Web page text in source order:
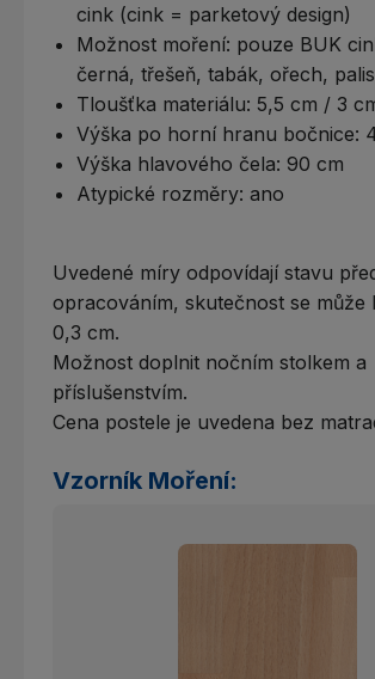
cink (cink = parketový design)
Možnost moření: pouze BUK
černá, třešeň, tabák, ořech,
Tloušťka materiálu: 5,5 cm / 3
Výška po horní hranu bočnice:
Výška hlavového čela: 90 cm
Atypické rozměry: ano
Uvedené míry odpovídají stavu
opracováním, skutečnost se může
0,3 cm.
Možnost doplnit nočním stolkem a
příslušenstvím.
Cena postele je uvedena bez
Vzorník Moření: